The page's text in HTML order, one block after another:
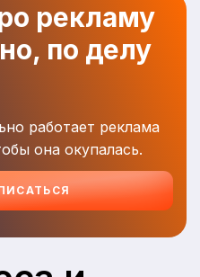
рекламу
по делу
работает реклама
она окупалась.